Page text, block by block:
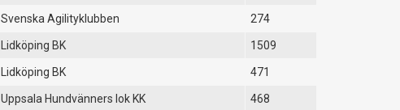
Svenska Agilityklubben 274
Lidköping BK 1509
Lidköping BK 471
Uppsala Hundvänners lok KK 468